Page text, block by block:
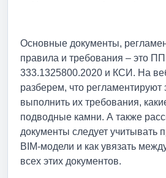
Основные документы,
правила и требования – это
333.1325800.2020 и КСИ. На
разберем, что регламентируют
выполнить их требования,
подводные камни. А также
документы следует учитывать
BIM-модели и как увязать
всех этих документов.